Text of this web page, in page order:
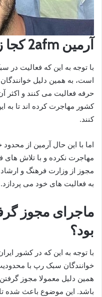
آرمین 2afm کجا زندگی می کند؟
با توجه به این که فعالیت در
است، به همین دلیل
حرفه فعالیت می کنند و اکثر
کشور مهاجرت کرده اند تا به
کنند.
اما با این حال آرمین از
مهاجرت نکرده و با تلاش
مجوز از وزارت فرهنگ و
به فعالیت های خود می پردازد.
بود؟
با توجه به این که در کشور
خوانندگان سبک رپ با
همین دلیل معمولا مجوز
باشد. این موضوع باعث شده